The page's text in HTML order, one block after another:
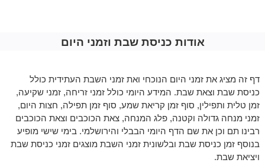
אודות כניסת שבת וזמני היום
דף זה מציג את זמני היום הנוכחי ואת זמני השבת העתידית כולל
כניסת שבת וצאת שבת. המידע היומי כולל זמני זריחה, זמני שקיעה,
זמן טלית ותפילין, סוף זמן קריאת שמע, סוף זמן תפילה, חצות היום,
זמני מנחה גדולה וקטנה, פלג המנחה, צאת הכוכבים וצאת הכוכבים
רבינו תם וכן את שם הדף היומי הבבלי והירושלמי. בימי שישי מופיע
בנוסף זמן כניסת שבת ובלשונית זמני השבת מוצגים זמני כניסת שבת
ויציאת שבת.